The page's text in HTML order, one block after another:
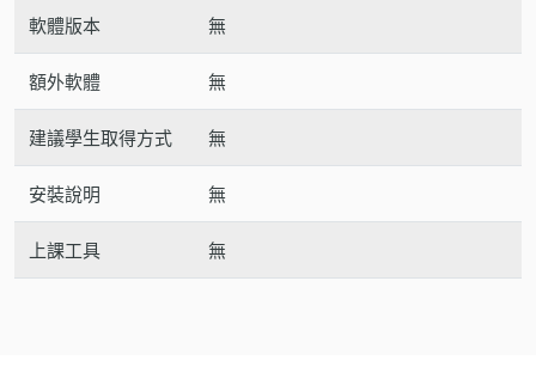
軟體版本 無
額外軟體 無
建議學生取得方式 無
安裝說明 無
上課工具 無